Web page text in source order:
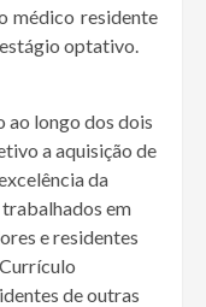
médico residente
optativo.
ao longo dos dois
a aquisição de
da
em
e residentes
de outras